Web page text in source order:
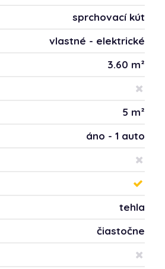
sprchovací kút
vlastné - elektrické
3.60 m²
5 m²
áno - 1 auto
tehla
čiastočne